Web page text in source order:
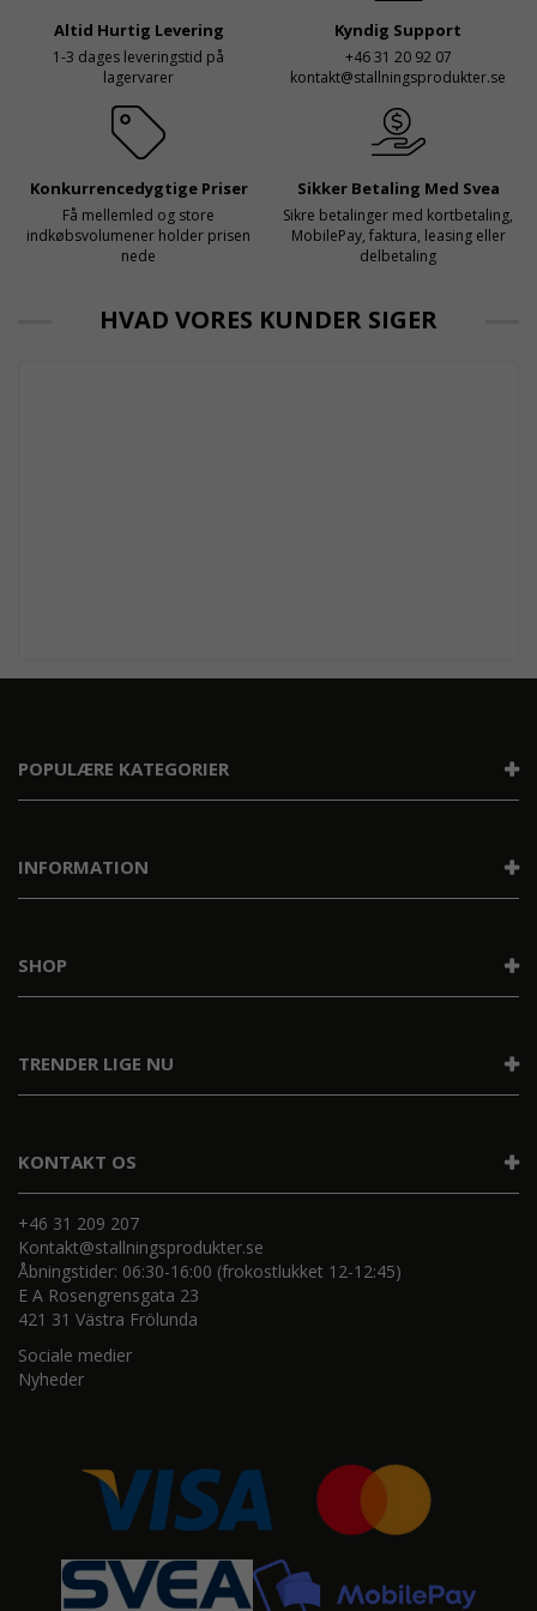
och eAltid Hurtig Levering
1-3 dages leveringstid på
lagervarer
Kyndig Support
+46 31 20 92 07
kontakt@stallningsprodukter.se
Konkurrencedygtige Priser
Få mellemled og store
indkøbsvolumener holder prisen
nede
Sikker Betaling Med Svea
Sikre betalinger med kortbetaling,
MobilePay, faktura, leasing eller
delbetaling
HVAD VORES KUNDER SIGER
KONTAKT OS
+46 31 209 207
Kontakt@stallningsprodukter.se
Åbningstider: 06:30-16:00 (frokostlukket 12-12:45)
E A Rosengrensgata 23
421 31 Västra Frölunda
Sociale medier
Nyheder
POPULÆRE KATEGORIER
INFORMATION
TRENDER LIGE NU
SHOP